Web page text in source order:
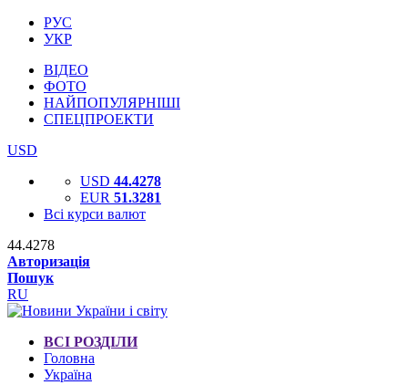
РУС
УКР
ВІДЕО
ФОТО
НАЙПОПУЛЯРНІШІ
СПЕЦПРОЕКТИ
USD
USD 44.4278
EUR 51.3281
Всі курси валют
44.4278
Авторизація
Пошук
RU
ВСІ РОЗДІЛИ
Головна
Україна